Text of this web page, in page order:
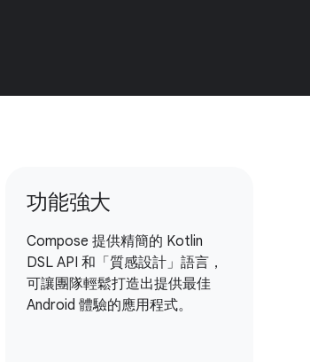
功能強大
Compose 提供精簡的 Kotlin
DSL API 和「質感設計」語言，
可讓團隊輕鬆打造出提供最佳
Android 體驗的應用程式。